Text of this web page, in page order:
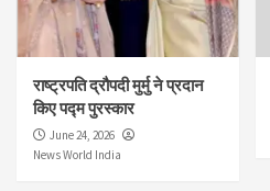
राष्ट्रपति द्रौपदी मुर्मु ने प्रदान
किए पद्म पुरस्कार
June 24, 2026
News World India